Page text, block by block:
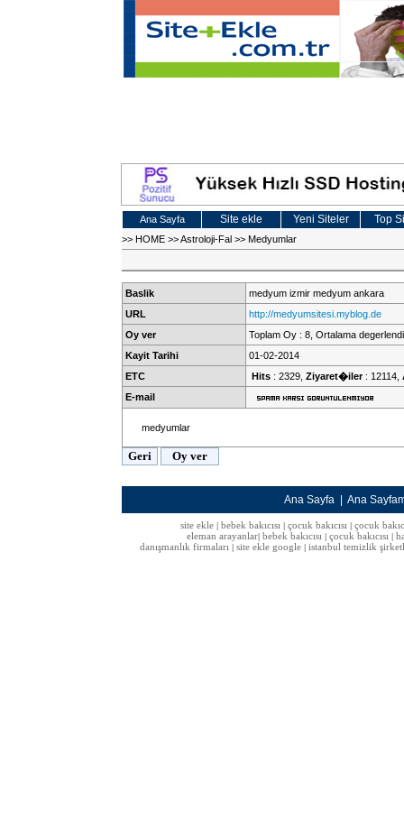
Ana Sayfa Site ekle Yeni Siteler Top
>> HOME >>Astroloji-Fal >> Medyumlar
Baslik
medyum izmir medyum ankara
URL
http://medyumsitesi.myblog.de
Oy ver
Toplam Oy : 8, Ortalama
Kayit Tarihi
01-02-2014
ETC
Hits : 2329, Ziyaret�iler: 12114,
E-mail
medyumlar
Ana Sayfa Ana
site ekle| bebek bakıcısı| çocuk bakıcısı| çocuk
eleman arayanlar bebek bakıcısı çocuk bakıcısı
danışmanlık firmaları
site ekle google istanbul temizlik